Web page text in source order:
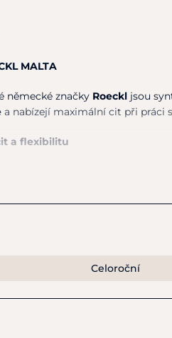
MALTA
německé značky Roeckl jsou
a nabízejí maximální cit při práci
a flexibilitu
materiálu
Celoroční